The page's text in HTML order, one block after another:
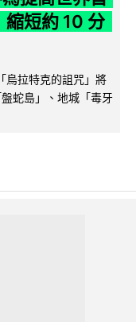
縮短約 10 分
烏拉特克的詛咒」將
蛇島」、地城「毒牙